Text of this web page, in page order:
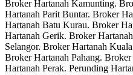
Broker Hartanah Kamunting.
Hartanah Parit Buntar. Broker
Hartanah Batu Kurau. Broker
Hartanah Gerik. Broker
Selangor. Broker Hartanah
Broker Hartanah Pahang.
Hartanah Perak. Perunding